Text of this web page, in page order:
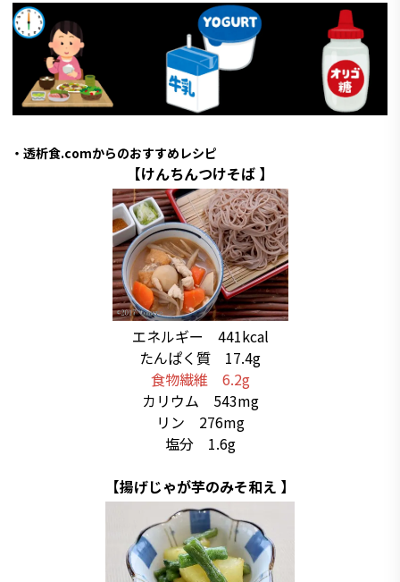
・透析食.comからのおすすめレシピ
【けんちんつけそば 】
エネルギー 441kcal
たんぱく質 17.4g
食物繊維 6.2g
カリウム 543mg
リン 276mg
塩分 1.6g
【揚げじゃが芋のみそ和え 】